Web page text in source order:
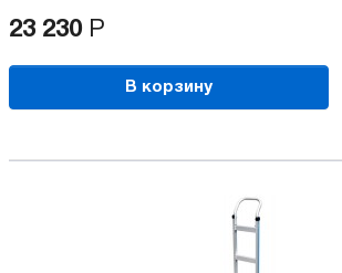
23 230 Р
В корзину